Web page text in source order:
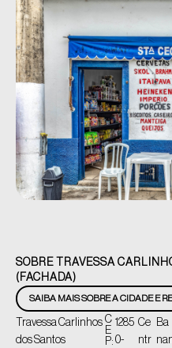
SOBRE TRAVESSA
(FACHADA)
SAIBA MAIS SOBRE A CIDADE E
Travessa Carlinhos
dos Santos
C
E
P:
1285
0-
Ce
ntr
Ba